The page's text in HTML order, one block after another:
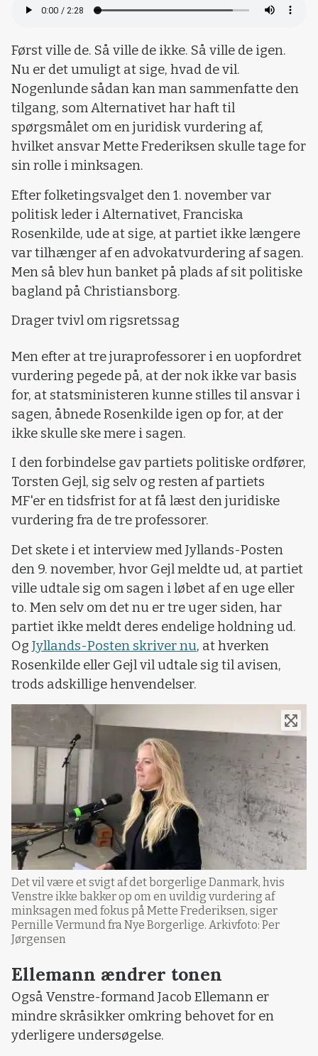
Først ville de. Så ville de ikke. Så ville de igen.
Nu er det umuligt at sige, hvad de vil.
Nogenlunde sådan kan man sammenfatte den
tilgang, som Alternativet har haft til
spørgsmålet om en juridisk vurdering af,
hvilket ansvar Mette Frederiksen skulle tage for
sin rolle i minksagen.
Efter folketingsvalget den 1. november var
politisk leder i Alternativet, Franciska
Rosenkilde, ude at sige, at partiet ikke længere
var tilhænger af en advokatvurdering af sagen.
Men så blev hun banket på plads af sit politiske
bagland på Christiansborg.
Drager tvivl om rigsretssag
Men efter at tre juraprofessorer i en uopfordret
vurdering pegede på, at der nok ikke var basis
for, at statsministeren kunne stilles til ansvar i
sagen, åbnede Rosenkilde igen op for, at der
ikke skulle ske mere i sagen.
I den forbindelse gav partiets politiske ordfører,
Torsten Gejl, sig selv og resten af partiets
MF'er en tidsfrist for at få læst den juridiske
vurdering fra de tre professorer.
Det skete i et interview med Jyllands-Posten
den 9. november, hvor Gejl meldte ud, at partiet
ville udtale sig om sagen i løbet af en uge eller
to. Men selv om det nu er tre uger siden, har
partiet ikke meldt deres endelige holdning ud.
Og Jyllands-Posten skriver nu, at hverken
Rosenkilde eller Gejl vil udtale sig til avisen,
trods adskillige henvendelser.
Det vil være et svigt af det borgerlige Danmark, hvis
Venstre ikke bakker op om en uvildig vurdering af
minksagen med fokus på Mette Frederiksen, siger
Pernille Vermund fra Nye Borgerlige. Arkivfoto: Per
Jørgensen
Ellemann ændrer tonen
Også Venstre-formand Jacob Ellemann er
mindre skråsikker omkring behovet for en
yderligere undersøgelse.